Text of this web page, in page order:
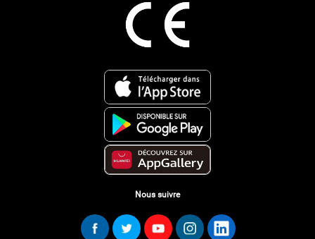
Nous suivre